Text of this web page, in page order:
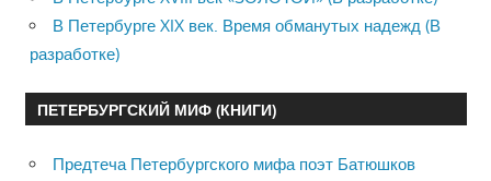
В Петербурге XIX век. Время обманутых надежд (В
разработке)
ПЕТЕРБУРГСКИЙ МИФ (КНИГИ)
Предтеча Петербургского мифа поэт Батюшков